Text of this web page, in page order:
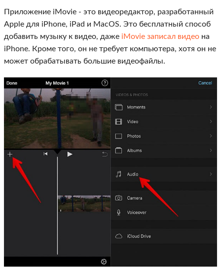
Приложение iMovie - это видеоредактор, разработанный
Apple для iPhone, iPad и MacOS. Это бесплатный способ
добавить музыку к видео, даже iMovie записал видео на
iPhone. Кроме того, он не требует компьютера, хотя он не
может обрабатывать большие видеофайлы.